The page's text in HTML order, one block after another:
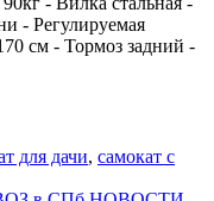
- Регулируемая
см - Тормоз задний -
для дачи, самокат с